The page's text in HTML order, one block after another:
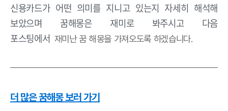
신용카드가 어떤 의미를 지니고 있는지 자세히 해석해
보았으며 꿈해몽은 재미로 봐주시고 다음
포스팅에서 재미난 꿈 해몽을 가져오도록 하겠습니다.
더 많은 꿈해몽 보러 가기